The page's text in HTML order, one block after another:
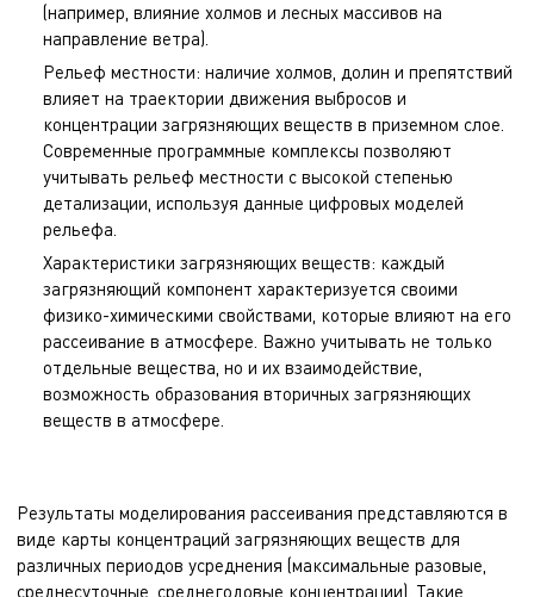
(например, влияние холмов и лесных массивов на
направление ветра).
Рельеф местности: наличие холмов, долин и препятствий
влияет на траектории движения выбросов и
концентрации загрязняющих веществ в приземном слое.
Современные программные комплексы позволяют
учитывать рельеф местности с высокой степенью
детализации, используя данные цифровых моделей
рельефа.
Характеристики загрязняющих веществ: каждый
загрязняющий компонент характеризуется своими
физико-химическими свойствами, которые влияют на его
рассеивание в атмосфере. Важно учитывать не только
отдельные вещества, но и их взаимодействие,
возможность образования вторичных загрязняющих
веществ в атмосфере.
Результаты моделирования рассеивания представляются в
виде карты концентраций загрязняющих веществ для
различных периодов усреднения (максимальные разовые,
среднесуточные, среднегодовые концентрации). Такие